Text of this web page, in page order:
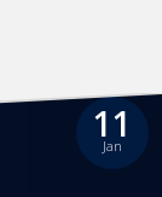
11
Jan